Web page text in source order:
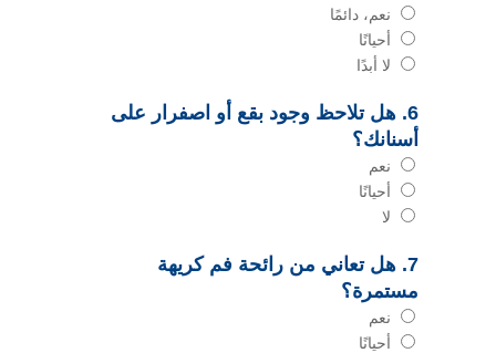
نعم، دائمًا
أحيانًا
لا أبدًا
6. هل تلاحظ وجود بقع أو اصفرار على
أسنانك؟
نعم
أحيانًا
لا
7. هل تعاني من رائحة فم كريهة
مستمرة؟
نعم
أحيانًا